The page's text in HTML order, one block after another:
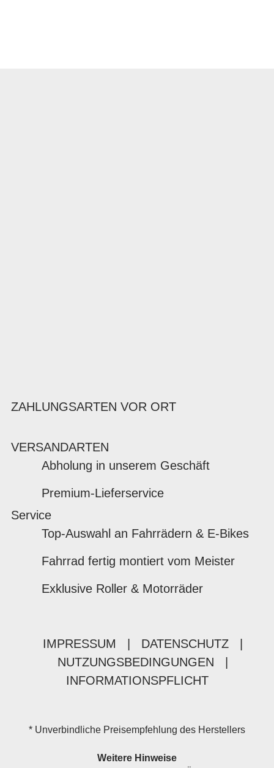
ZAHLUNGSARTEN VOR ORT
VERSANDARTEN
Abholung in unserem Geschäft
Premium-Lieferservice
Service
Top-Auswahl an Fahrrädern & E-Bikes
Fahrrad fertig montiert vom Meister
Exklusive Roller & Motorräder
IMPRESSUM DATENSCHUTZ
NUTZUNGSBEDINGUNGEN
INFORMATIONSPFLICHT
* Unverbindliche Preisempfehlung des Herstellers
Weitere Hinweise